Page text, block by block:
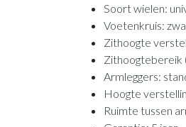
Soort wielen:
Voetenkruis:
Zithoogte
Zithoogtebereik
Armleggers:
Hoogte
Ruimte tussen